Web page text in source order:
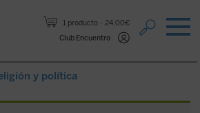
1 producto
24,00€
Club Encuentro
y política